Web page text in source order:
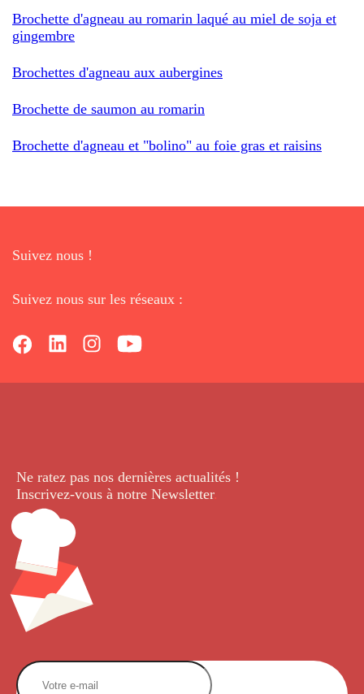
Brochette d'agneau au romarin laqué au miel de soja et
gingembre
Brochettes d'agneau aux aubergines
Brochette de saumon au romarin
Brochette d'agneau et "bolino" au foie gras et raisins
Suivez nous !
Suivez nous sur les réseaux :
Ne ratez pas nos dernières actualités !
Inscrivez-vous à notre Newsletter.